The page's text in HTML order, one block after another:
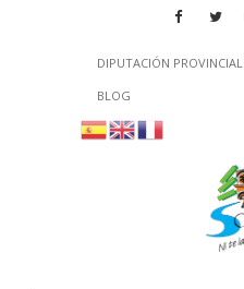
DIPUTACIÓN PROVINCIAL
BLOG